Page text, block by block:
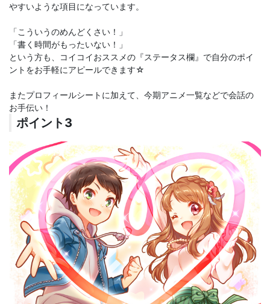
やすいような項目になっています。
「こういうのめんどくさい！」
「書く時間がもったいない！」
という方も、コイコイおススメの『ステータス欄』で自分のポイ
ントをお手軽にアピールできます☆
またプロフィールシートに加えて、今期アニメ一覧などで会話の
お手伝い！
ポイント3